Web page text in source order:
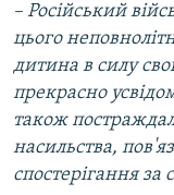
– Російський
цього
дитина в силу
прекрасно
також
насильства,
спостерігання